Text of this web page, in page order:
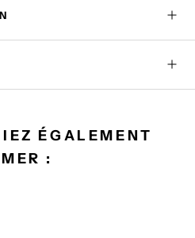
ÉGALEMENT
: